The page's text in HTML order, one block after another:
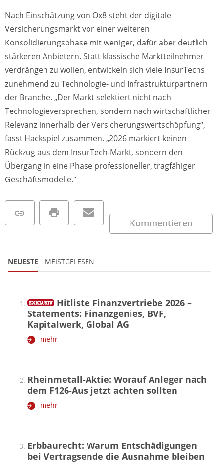
Nach Einschätzung von Ox8 steht der digitale
Versicherungsmarkt vor einer weiteren
Konsolidierungsphase mit weniger, dafür aber deutlich
stärkeren Anbietern. Statt klassische Marktteilnehmer
verdrängen zu wollen, entwickeln sich viele InsurTechs
zunehmend zu Technologie- und Infrastrukturpartnern
der Branche. „Der Markt selektiert nicht nach
Technologieversprechen, sondern nach wirtschaftlicher
Relevanz innerhalb der Versicherungswertschöpfung“,
fasst Hackspiel zusammen. „2026 markiert keinen
Rückzug aus dem InsurTech-Markt, sondern den
Übergang in eine Phase professioneller, tragfähiger
Geschäftsmodelle.“
Kommentieren
NEUESTE MEISTGELESEN
Hitliste Finanzvertriebe 2026 –
Statements: Finanzgenies, BVF,
Kapitalwerk, Global AG
mehr
Rheinmetall-Aktie: Worauf Anleger nach
dem F126-Aus jetzt achten sollten
mehr
Erbbaurecht: Warum Entschädigungen
bei Vertragsende die Ausnahme bleiben